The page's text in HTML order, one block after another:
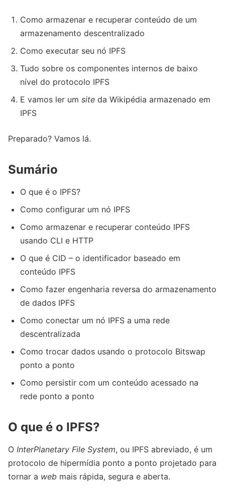
Como armazenar e recuperar conteúdo de um
armazenamento descentralizado
Como executar seu nó IPFS
Tudo sobre os componentes internos de baixo
nível do protocolo IPFS
E vamos ler um site da Wikipédia armazenado em
IPFS
Preparado? Vamos lá.
Sumário
O que é o IPFS?
Como configurar um nó IPFS
Como armazenar e recuperar conteúdo IPFS
usando CLI e HTTP
O que é CID – o identificador baseado em
conteúdo IPFS
Como fazer engenharia reversa do armazenamento
de dados IPFS
Como conectar um nó IPFS a uma rede
descentralizada
Como trocar dados usando o protocolo Bitswap
ponto a ponto
Como persistir com um conteúdo acessado na
rede ponto a ponto
O que é o IPFS?
O InterPlanetary File System, ou IPFS abreviado, é um
protocolo de hipermídia ponto a ponto projetado para
tornar a web mais rápida, segura e aberta.